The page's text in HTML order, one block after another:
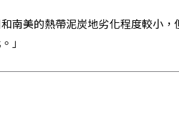
南美的熱帶泥炭地劣化程度較小，
」